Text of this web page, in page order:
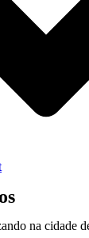
na cidade